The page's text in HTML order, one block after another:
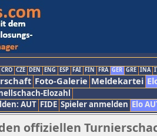
CRO CZE DEN ENG ESP FAI FIN FRA GER GRE INA
Foto-Galerie Meldekartei
Elozahl
AUT FIDE Spieler anmelden Elo
offiziellen